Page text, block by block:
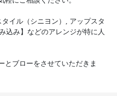
イル（シニヨン）, アップスタ
込み】などのアレンジが特に人
とブローをさせていただきま